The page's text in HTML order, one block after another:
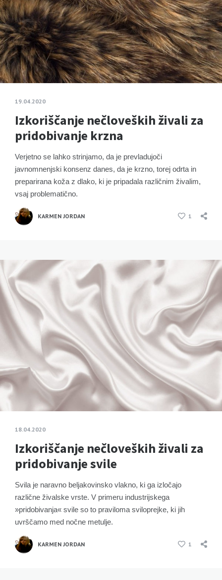
19.04.2020
Izkoriščanje nečloveških živali za
pridobivanje krzna
Verjetno se lahko strinjamo, da je prevladujoči
javnomnenjski konsenz danes, da je krzno, torej odrta in
preparirana koža z dlako, ki je pripadala različnim živalim,
vsaj problematično.
KARMEN JORDAN 1
18.04.2020
Izkoriščanje nečloveških živali za
pridobivanje svile
Svila je naravno beljakovinsko vlakno, ki ga izločajo
različne živalske vrste. V primeru industrijskega
»pridobivanja« svile so to praviloma sviloprejke, ki jih
uvrščamo med nočne metulje.
KARMEN JORDAN 1